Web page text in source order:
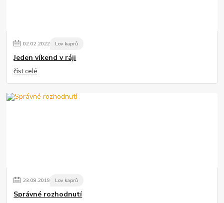
02.02.2022 Lov kaprů
Jeden víkend v ráji
číst celé
23.08.2019 Lov kaprů
Správné rozhodnutí